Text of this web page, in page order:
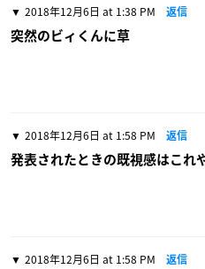
2018年12月6日 at 1:38 PM 返信
突然のビィくんに草
2018年12月6日 at 1:58 PM 返信
発表されたときの既視感はこれ
2018年12月6日 at 1:58 PM 返信